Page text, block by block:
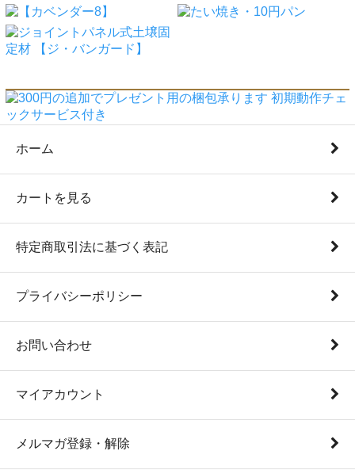
ホーム
カートを見る
特定商取引法に基づく表記
プライバシーポリシー
お問い合わせ
マイアカウント
メルマガ登録・解除